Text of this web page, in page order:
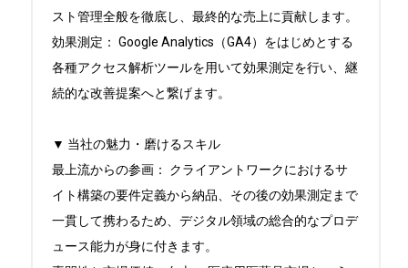
スト管理全般を徹底し、最終的な売上に貢献します。
効果測定： Google Analytics（GA4）をはじめとする
各種アクセス解析ツールを用いて効果測定を行い、継
続的な改善提案へと繋げます。
▼ 当社の魅力・磨けるスキル
最上流からの参画： クライアントワークにおけるサ
イト構築の要件定義から納品、その後の効果測定まで
一貫して携わるため、デジタル領域の総合的なプロデ
ュース能力が身に付きます。